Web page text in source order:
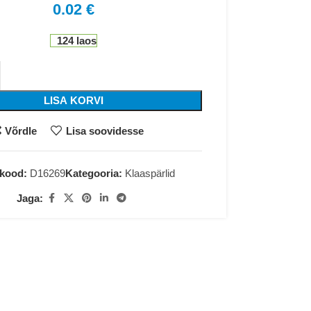
0.02€
124 laos
LISA KORVI
Võrdle Lisa soovidesse
D16269Kategooria: Klaaspärlid
Jaga: